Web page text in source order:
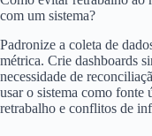
com um sistema?
Padronize a coleta de
métrica. Crie dashboards
necessidade de
usar o sistema como fonte
retrabalho e conflitos de